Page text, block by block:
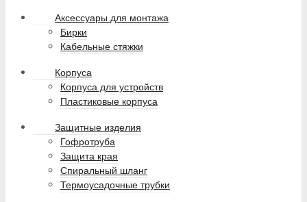
Аксессуары для монтажа
Бирки
Кабельные стяжки
Корпуса
Корпуса для устройств
Пластиковые корпуса
Защитные изделия
Гофротруба
Защита края
Спиральный шланг
Термоусадочные трубки